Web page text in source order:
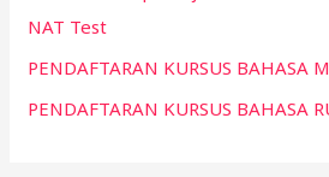
:NAT Test
PENDAFTARAN KURSUS BAHASA
PENDAFTARAN KURSUS BAHASA